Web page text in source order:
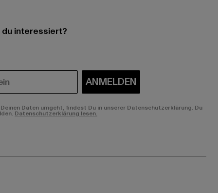
interessiert?
ANMELDEN
Daten umgeht, findest Du in unserer Datenschutzerklärung. Du
Datenschutzerklärung lesen.